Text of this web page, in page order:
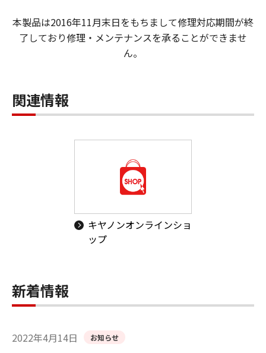
本製品は2016年11月末日をもちまして修理対応期間が終
了しており修理・メンテナンスを承ることができませ
ん。
関連情報
キヤノンオンラインショ
ップ
新着情報
2022年4月14日 お知らせ